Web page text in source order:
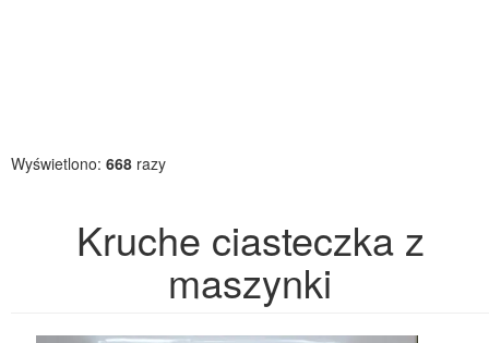
Wyświetlono: 668 razy
Kruche ciasteczka z
maszynki